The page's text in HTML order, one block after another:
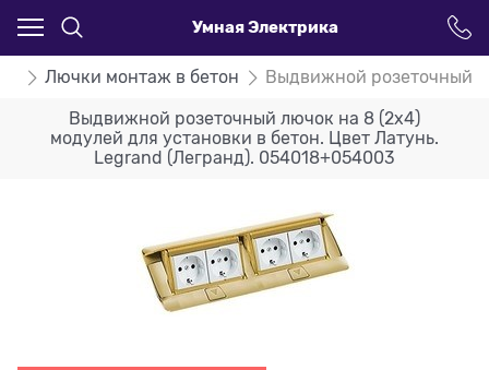
Умная Электрика
Лючки монтаж в бетон Выдвижной розеточный
Выдвижной розеточный лючок на 8 (2х4)
модулей для установки в бетон. Цвет Латунь.
Legrand (Легранд). 054018+054003